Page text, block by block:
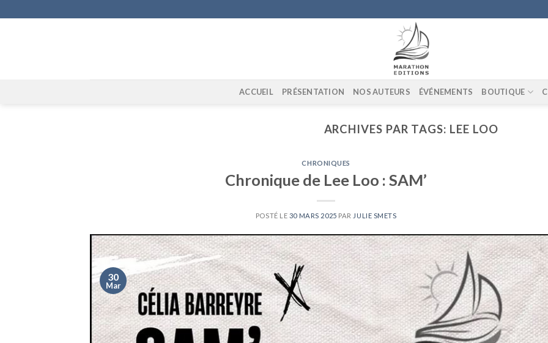
to
ACCUEIL PRÉSENTATION NOS AUTEURS ÉVÉNEMENTS BOUTIQUE
ARCHIVES PAR TAGS: LEE LOO
CHRONIQUES
Chronique de Lee Loo : SAM’
POSTÉ LE 30 MARS 2025 PAR JULIE SMETS
30
Mar